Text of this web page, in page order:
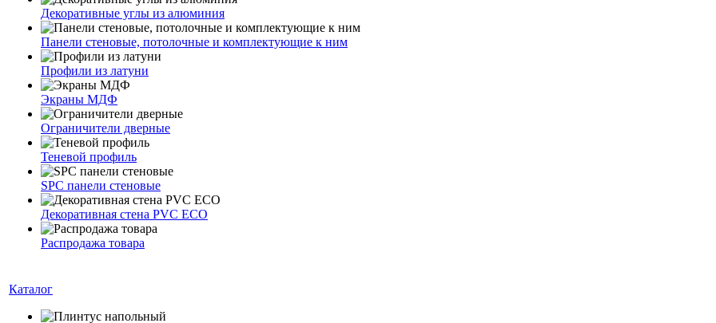
Декоративные углы из алюминия
Панели стеновые, потолочные и комплектующие к ним
Профили из латуни
Экраны МДФ
Ограничители дверные
Теневой профиль
SPC панели стеновые
Декоративная стена PVC ECO
Распродажа товара
Каталог